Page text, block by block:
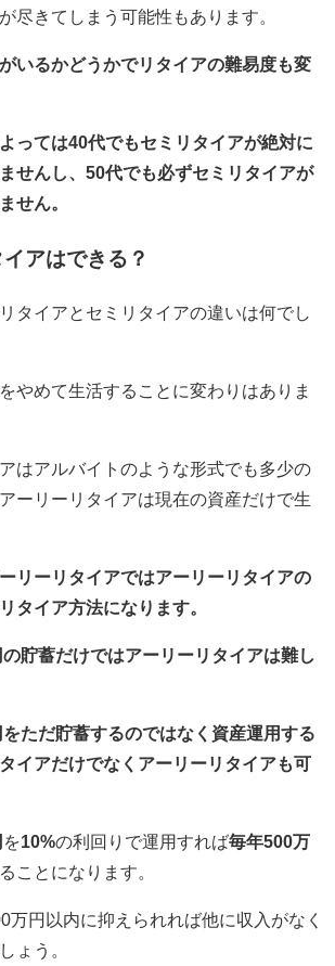
尽きてしまう可能性もあります。
いるかどうかでリタイアの難易度も変
っては40代でもセミリタイアが絶対に
せんし、50代でも必ずセミリタイアが
せん。
アはできる？
タイアとセミリタイアの違いは何でし
やめて生活することに変わりはありま
はアルバイトのような形式でも多少の
ーリーリタイアは現在の資産だけで生
リーリタイアではアーリーリタイアの
タイア方法になります。
貯蓄だけではアーリーリタイアは難し
ただ貯蓄するのではなく資産運用する
イアだけでなくアーリーリタイアも可
を10%の利回りで運用すれば毎年500万
ことになります。
万円以内に抑えられれば他に収入がなく
ょう。